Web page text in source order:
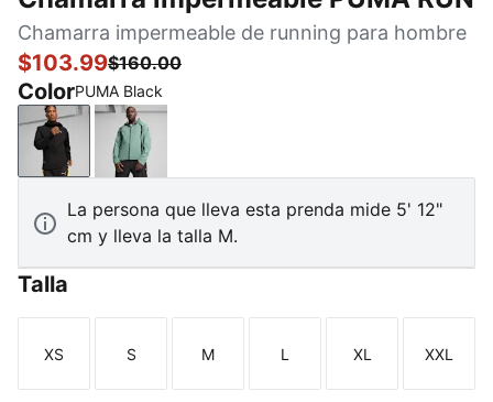
Chamarra impermeable de running para hombre
$103.99$160.00
ColorPUMA Black
PUMA BlackGreen Moon
La persona que lleva esta prenda mide 5' 12"
cm y lleva la talla M.
Talla
Talla
XS
Talla
S
Talla
M
Talla
L
Talla
XL
Talla
XXL